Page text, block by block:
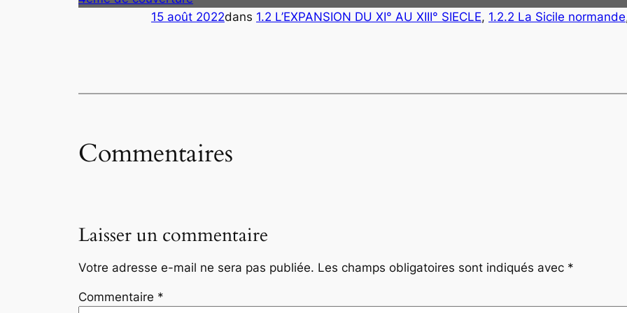
15 août 2022dans 1.2 L’EXPANSION DU XI° AU XIII° SIECLE, 1.2.2 La Sicile normande
Commentaires
Laisser un commentaire
Votre adresse e-mail ne sera pas publiée. Les champs obligatoires sont indiqués avec *
Commentaire *